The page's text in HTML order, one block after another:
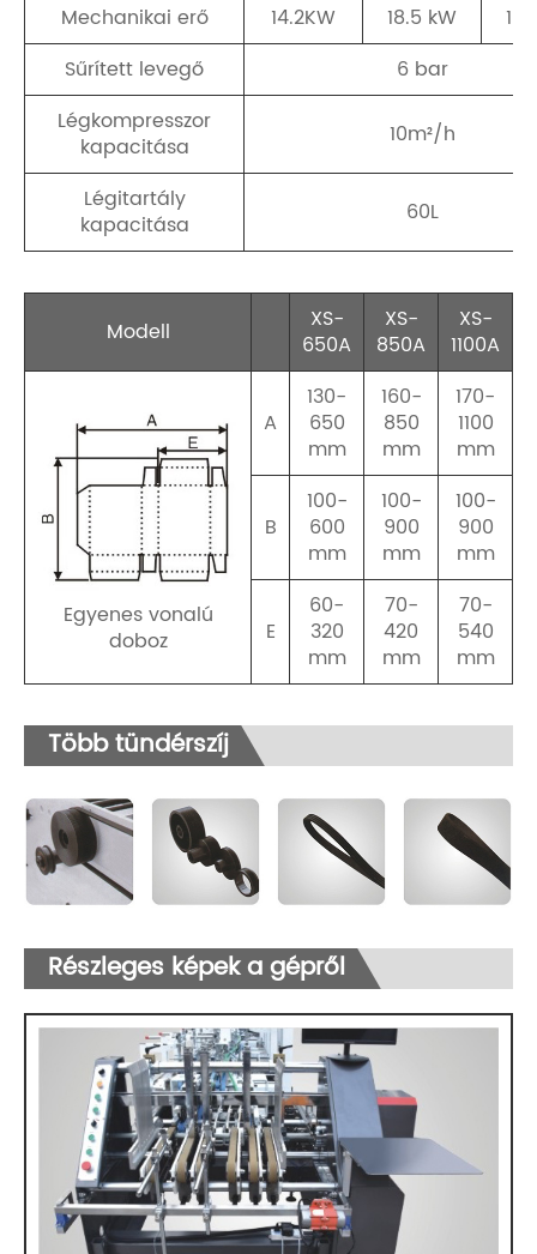
Mechanikai erő
14.2KW 18.5 kW
Sűrített levegő
6 bar
Légkompresszor
kapacitása
10m²/h
Légitartály
kapacitása
60L
Modell
XS-
650A
XS-
850A
XS-
1100A
Egyenes vonalú
doboz
A
130-
650
mm
160-
850
mm
170-
1100
mm
B
100-
600
mm
100-
900
mm
100-
900
mm
E
60-
320
mm
70-
420
mm
70-
540
mm
Több tündérszíj
Részleges képek a gépről